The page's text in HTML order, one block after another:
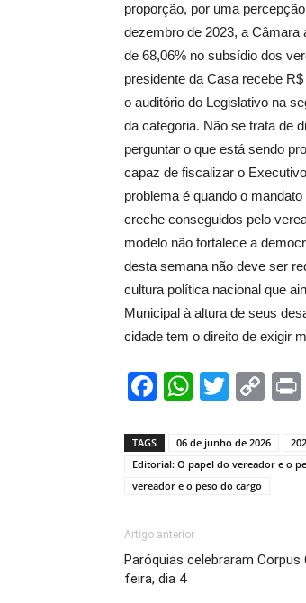
proporção, por uma
dezembro de 2023, a
de 68,06% no subsídio dos
presidente da Casa recebe
o auditório do Legislativo na
da categoria. Não se trata de
perguntar o que está sendo
capaz de fiscalizar o
problema é quando o
creche conseguidos pelo
modelo não fortalece a
desta semana não deve ser
cultura política nacional que
Municipal à altura de seus
cidade tem o direito de exigir
Facebook
Twitter
TAGS 06 de junho de 2026
Editorial: O papel do vereador e o
vereador e o peso do cargo
Artigo anterior
Paróquias celebraram
feira, dia 4